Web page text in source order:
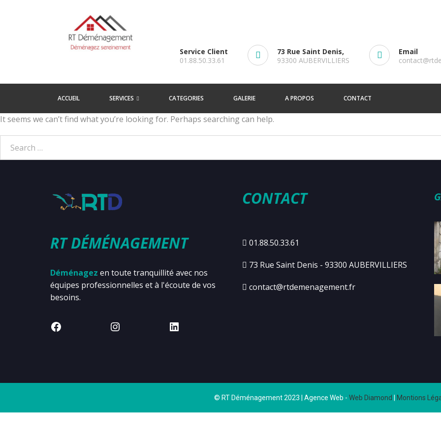
Service Client
01.88.50.33.61
73 Rue Saint Denis,
93300 AUBERVILLIERS
Email
ACCUEIL SERVICES CATEGORIES GALERIE A PROPOS CONTACT
It seems we can’t find what you’re looking for. Perhaps searching can help.
RT DÉMÉNAGEMENT
Déménagez en toute tranquillité avec nos
équipes professionnelles et à l'écoute de vos
besoins.
CONTACT
01.88.50.33.61
73 Rue Saint Denis - 93300 AUBERVILLIERS
contact@rtdemenagement.fr
© RT Déménagement 2023 | Agence Web - Web Diamond Montions